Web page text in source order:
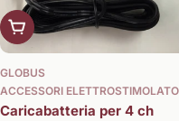
Aggiungi al carrello
GLOBUS
ACCESSORI
Caricabatteria per 4 ch